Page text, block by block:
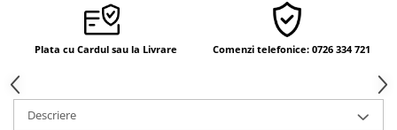
Inspiraţie divină
Îngeri
Vindecare spirituală
Viaţa de după moarte
Plata cu Cardul sau la Livrare Comenzi telefonice: 0726 334 721
Descriere